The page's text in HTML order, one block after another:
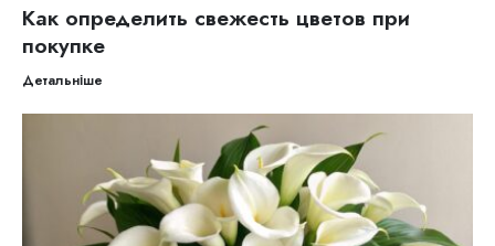
Как определить свежесть цветов при
покупке
Детальніше